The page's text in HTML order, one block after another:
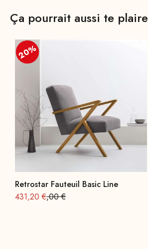
Ça pourrait aussi te plaire
20%
20%
Retrostar Fauteuil Basic Line
Offre à partir de
431,20 €Prix normal : 539
,00 €